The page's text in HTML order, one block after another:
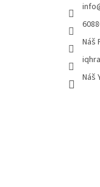
info
Náš
Náš